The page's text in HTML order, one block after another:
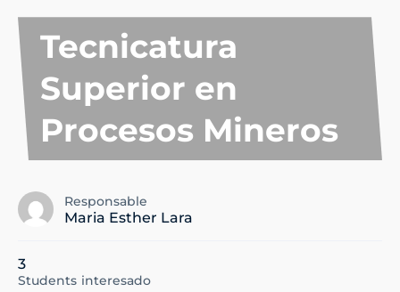
Tecnicatura
Superior en
Procesos Mineros
Responsable
Maria Esther Lara
3
Students interesado